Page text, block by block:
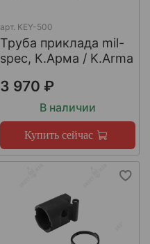
арт. KEY-500
Труба приклада mil-
spec, К.Арма / K.Arma
3 970 ₽
В наличии
Купить сейчас